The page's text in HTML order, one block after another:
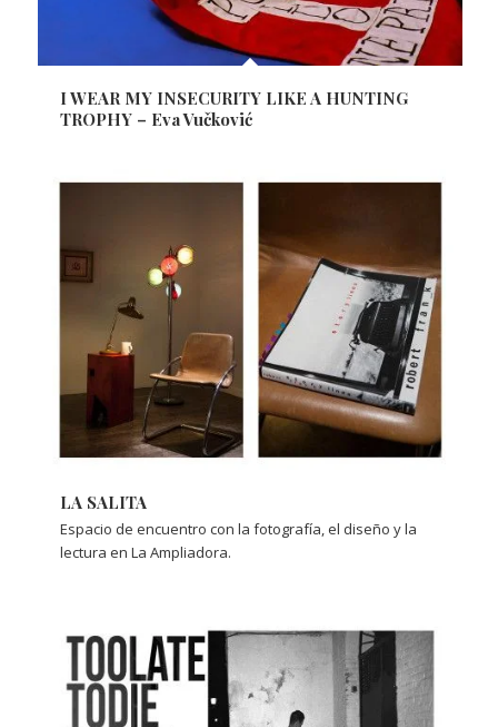
I WEAR MY INSECURITY LIKE A HUNTING
TROPHY – Eva Vučković
LA SALITA
Espacio de encuentro con la fotografía, el diseño y la
lectura en La Ampliadora.